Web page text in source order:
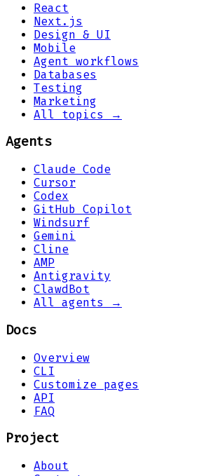
React
Next.js
Design & UI
Mobile
Agent workflows
Databases
Testing
Marketing
All topics →
Agents
Claude Code
Cursor
Codex
GitHub Copilot
Windsurf
Gemini
Cline
AMP
Antigravity
ClawdBot
All agents →
Docs
Overview
CLI
Customize pages
API
FAQ
Project
About